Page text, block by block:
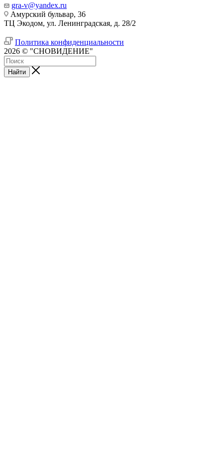
gra-v@yandex.ru
Амурский бульвар, 36
ТЦ Экодом, ул. Ленинградская, д. 28/2
Политика конфиденциальности
2026 © "СНОВИДЕНИЕ"
Найти